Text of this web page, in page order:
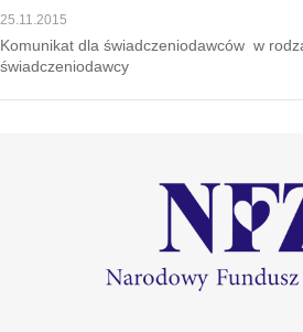
25.11.2015
Komunikat dla świadczeniodawców w
świadczeniodawcy